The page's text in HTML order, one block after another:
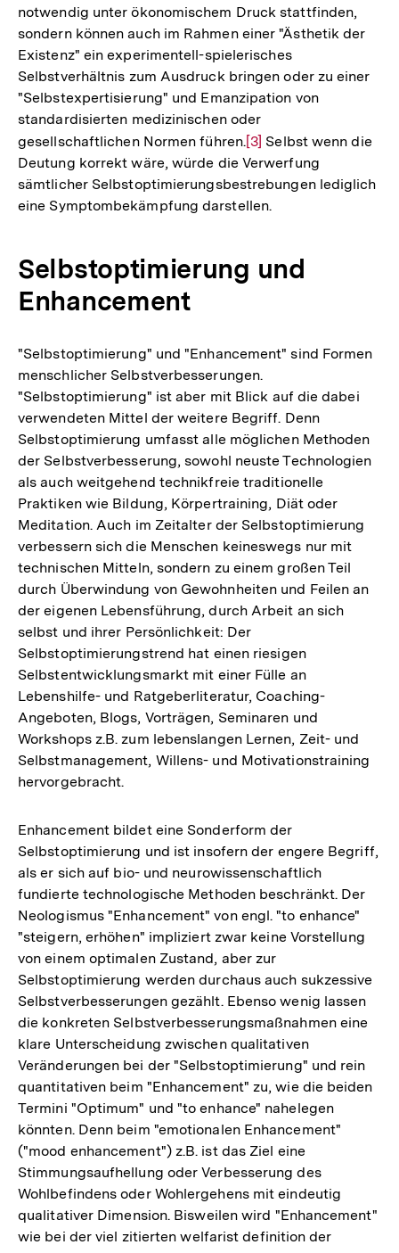
notwendig unter ökonomischem Druck stattfinden,
sondern können auch im Rahmen einer "Ästhetik der
Existenz" ein experimentell-spielerisches
Selbstverhältnis zum Ausdruck bringen oder zu einer
"Selbstexpertisierung" und Emanzipation von
standardisierten medizinischen oder
gesellschaftlichen Normen führen.Zur
Auflösung
der
Fußnote
[3] Selbst wenn die
Deutung korrekt wäre, würde die Verwerfung
sämtlicher Selbstoptimierungsbestrebungen lediglich
eine Symptombekämpfung darstellen.
Selbstoptimierung und
Enhancement
"Selbstoptimierung" und "Enhancement" sind Formen
menschlicher Selbstverbesserungen.
"Selbstoptimierung" ist aber mit Blick auf die dabei
verwendeten Mittel der weitere Begriff. Denn
Selbstoptimierung umfasst alle möglichen Methoden
der Selbstverbesserung, sowohl neuste Technologien
als auch weitgehend technikfreie traditionelle
Praktiken wie Bildung, Körpertraining, Diät oder
Meditation. Auch im Zeitalter der Selbstoptimierung
verbessern sich die Menschen keineswegs nur mit
technischen Mitteln, sondern zu einem großen Teil
durch Überwindung von Gewohnheiten und Feilen an
der eigenen Lebensführung, durch Arbeit an sich
selbst und ihrer Persönlichkeit: Der
Selbstoptimierungstrend hat einen riesigen
Selbstentwicklungsmarkt mit einer Fülle an
Lebenshilfe- und Ratgeberliteratur, Coaching-
Angeboten, Blogs, Vorträgen, Seminaren und
Workshops z.B. zum lebenslangen Lernen, Zeit- und
Selbstmanagement, Willens- und Motivationstraining
hervorgebracht.
Enhancement bildet eine Sonderform der
Selbstoptimierung und ist insofern der engere Begriff,
als er sich auf bio- und neurowissenschaftlich
fundierte technologische Methoden beschränkt. Der
Neologismus "Enhancement" von engl. "to enhance"
"steigern, erhöhen" impliziert zwar keine Vorstellung
von einem optimalen Zustand, aber zur
Selbstoptimierung werden durchaus auch sukzessive
Selbstverbesserungen gezählt. Ebenso wenig lassen
die konkreten Selbstverbesserungsmaßnahmen eine
klare Unterscheidung zwischen qualitativen
Veränderungen bei der "Selbstoptimierung" und rein
quantitativen beim "Enhancement" zu, wie die beiden
Termini "Optimum" und "to enhance" nahelegen
könnten. Denn beim "emotionalen Enhancement"
("mood enhancement") z.B. ist das Ziel eine
Stimmungsaufhellung oder Verbesserung des
Wohlbefindens oder Wohlergehens mit eindeutig
qualitativer Dimension. Bisweilen wird "Enhancement"
wie bei der viel zitierten welfarist definition der